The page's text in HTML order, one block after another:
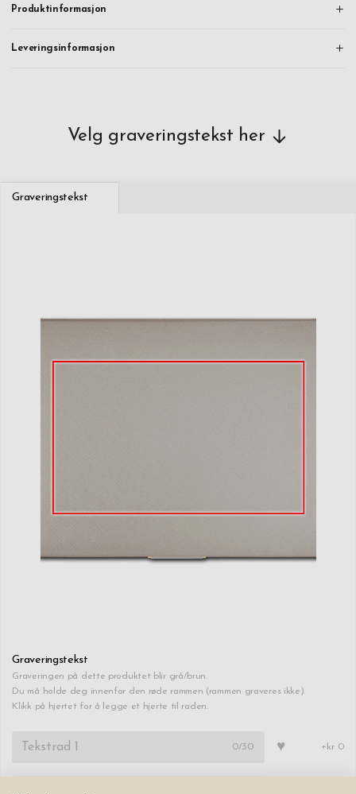
Produktinformasjon
Leveringsinformasjon
Velg graveringstekst her
Graveringstekst
Graveringstekst
Graveringen på dette produktet blir grå/brun.
Du må holde deg innenfor den røde rammen (rammen graveres ikke).
Klikk på hjertet for å legge et hjerte til raden.
0/30 ♥ +kr 0